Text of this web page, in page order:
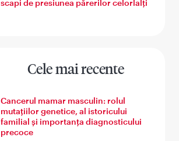
scapi de presiunea părerilor celorlalți
Cele mai recente
Cancerul mamar masculin: rolul
mutațiilor genetice, al istoricului
familial și importanța diagnosticului
precoce